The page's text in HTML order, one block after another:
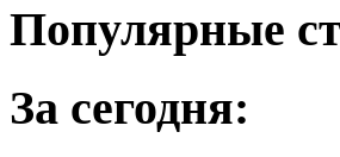
Популярные
За сегодня: